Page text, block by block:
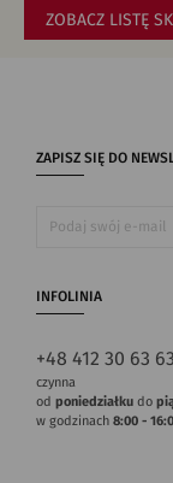
ZOBACZ LISTĘ
ZAPISZ SIĘ DO
INFOLINIA
+48 412 30 63 63
czynna
od poniedziałku do
w godzinach 8:00 -